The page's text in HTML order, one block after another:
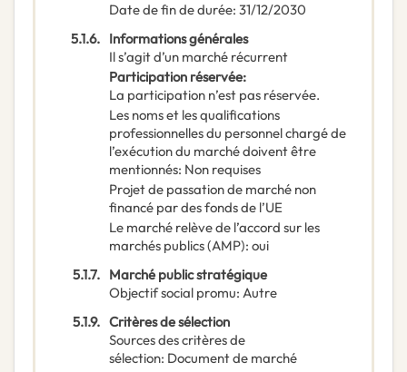
Date de fin de durée: 31/12/2030
5.1.6. Informations générales
Il s’agit d’un marché récurrent
Participation réservée:
La participation n’est pas réservée.
Les noms et les qualifications
professionnelles du personnel chargé de
l’exécution du marché doivent être
mentionnés: Non requises
Projet de passation de marché non
financé par des fonds de l’UE
Le marché relève de l’accord sur les
marchés publics (AMP): oui
5.1.7. Marché public stratégique
Objectif social promu: Autre
5.1.9. Critères de sélection
Sources des critères de
sélection: Document de marché